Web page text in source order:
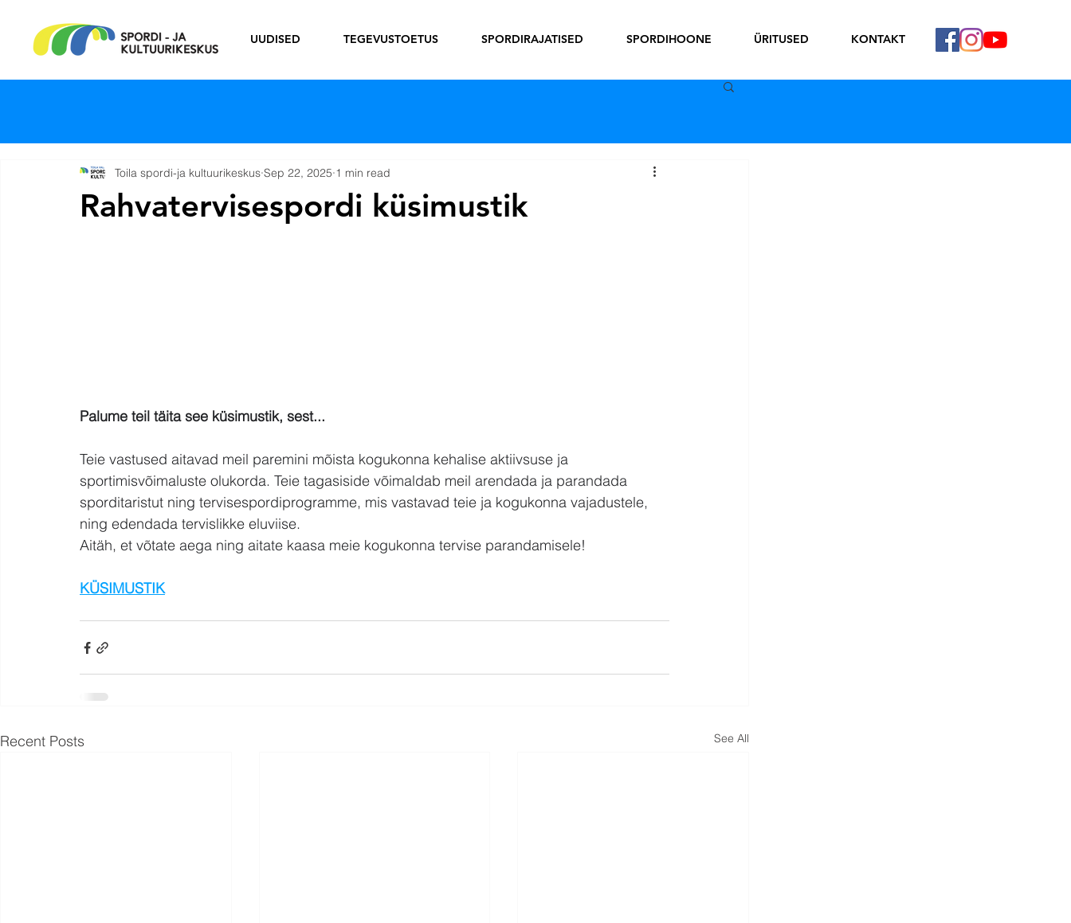
UUDISED TEGEVUSTOETUS SPORDIRAJATISED SPORDIHOONE ÜRITUSED KONTAKT
Rahvatervisespordi küsimustik
Toila spordi-ja kultuurikeskus Sep 22, 2025 1 min read
Palume teil täita see küsimustik, sest...
Teie vastused aitavad meil paremini mõista kogukonna kehalise aktiivsuse ja
sportimisvõimaluste olukorda. Teie tagasiside võimaldab meil arendada ja parandada
sporditaristut ning tervisespordiprogramme, mis vastavad teie ja kogukonna vajadustele,
ning edendada tervislikke eluviise.
Aitäh, et võtate aega ning aitate kaasa meie kogukonna tervise parandamisele!
KÜSIMUSTIK
Recent Posts See All